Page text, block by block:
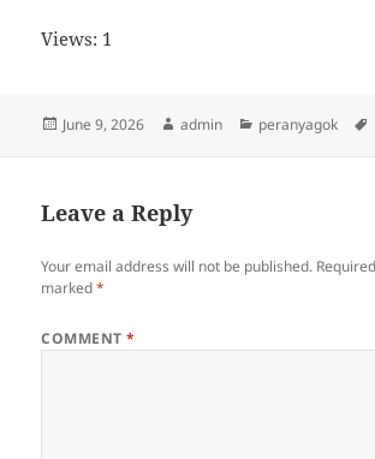
Views: 1
Posted
June 9, 2026 Author
admin Categories
peranyagok
Leave a Reply
Your email address will not be published.
marked*
COMMENT*